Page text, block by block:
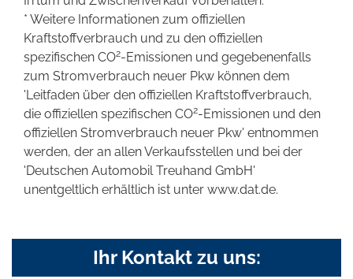
* Weitere Informationen zum offiziellen
Kraftstoffverbrauch und zu den offiziellen
spezifischen CO2-Emissionen und gegebenenfalls
zum Stromverbrauch neuer Pkw können dem
'Leitfaden über den offiziellen Kraftstoffverbrauch,
die offiziellen spezifischen CO2-Emissionen und den
offiziellen Stromverbrauch neuer Pkw' entnommen
werden, der an allen Verkaufsstellen und bei der
'Deutschen Automobil Treuhand GmbH'
unentgeltlich erhältlich ist unter www.dat.de.
Ihr Kontakt zu uns: